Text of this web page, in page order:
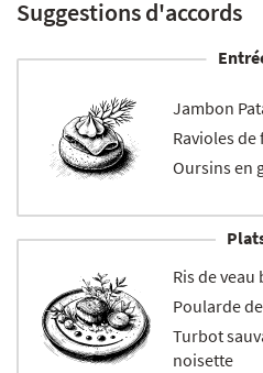
Suggestions d'accords
Jambon
Ravioles
Oursins en
Ris de
Poularde
Turbot
noisette